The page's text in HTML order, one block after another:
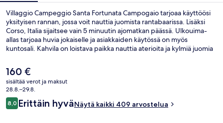
Villaggio Campeggio Santa Fortunata Campogaio tarjoaa käyttöösi
yksityisen rannan, jossa voit nauttia juomista rantabaarissa. Lisäksi
Corso, Italia sijaitsee vain 5 minuutin ajomatkan päässä. Ulkouima-
allas tarjoaa huvia jokaiselle ja asiakkaiden käytössä on myös
kuntosali. Kahvila on loistava paikka nauttia aterioita ja kylmiä juomia
yökerho ja maksuton lastenkerho, ja majoituspaikoissa on
sadesuihkut ja espressokoneet.
Nykyinen
hinta
on
160 €
160 €
sisältää verot ja maksut
28.8.–29.8.
Arvostelut
8,08,0 kautta 10.
Erittäin hyväNäytä kaikki 409 arvostelua